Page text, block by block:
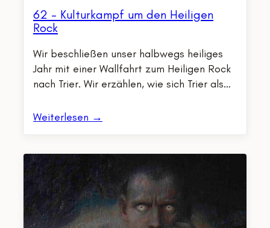
62 – Kulturkampf um den Heiligen
Rock
Wir beschließen unser halbwegs heiliges
Jahr mit einer Wallfahrt zum Heiligen Rock
nach Trier. Wir erzählen, wie sich Trier als…
Weiterlesen →